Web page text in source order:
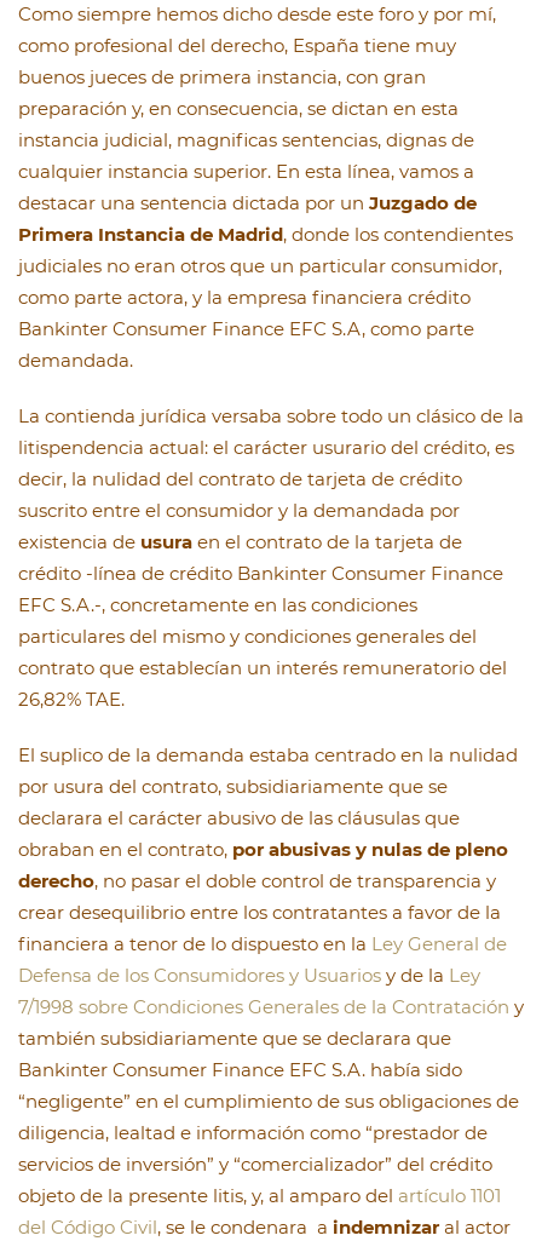
Como siempre hemos dicho desde este foro y por mí,
como profesional del derecho, España tiene muy
buenos jueces de primera instancia, con gran
preparación y, en consecuencia, se dictan en esta
instancia judicial, magnificas sentencias, dignas de
cualquier instancia superior. En esta línea, vamos a
destacar una sentencia dictada por un Juzgado de
Primera Instancia de Madrid, donde los contendientes
judiciales no eran otros que un particular consumidor,
como parte actora, y la empresa financiera crédito
Bankinter Consumer Finance EFC S.A, como parte
demandada.
La contienda jurídica versaba sobre todo un clásico de la
litispendencia actual: el carácter usurario del crédito, es
decir, la nulidad del contrato de tarjeta de crédito
suscrito entre el consumidor y la demandada por
existencia de usura en el contrato de la tarjeta de
crédito -línea de crédito Bankinter Consumer Finance
EFC S.A.-, concretamente en las condiciones
particulares del mismo y condiciones generales del
contrato que establecían un interés remuneratorio del
26,82% TAE.
El suplico de la demanda estaba centrado en la nulidad
por usura del contrato, subsidiariamente que se
declarara el carácter abusivo de las cláusulas que
obraban en el contrato, por abusivas y nulas de pleno
derecho, no pasar el doble control de transparencia y
crear desequilibrio entre los contratantes a favor de la
financiera a tenor de lo dispuesto en la Ley General de
Defensa de los Consumidores y Usuarios y de la Ley
7/1998 sobre Condiciones Generales de la Contratación y
también subsidiariamente que se declarara que
Bankinter Consumer Finance EFC S.A. había sido
“negligente” en el cumplimiento de sus obligaciones de
diligencia, lealtad e información como “prestador de
servicios de inversión” y “comercializador” del crédito
objeto de la presente litis, y, al amparo del artículo 1101
del Código Civil, se le condenara a indemnizar al actor